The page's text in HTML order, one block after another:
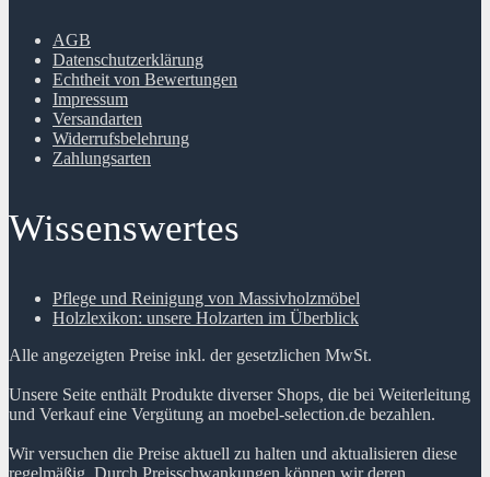
AGB
Datenschutzerklärung
Echtheit von Bewertungen
Impressum
Versandarten
Widerrufsbelehrung
Zahlungsarten
Wissenswertes
Pflege und Reinigung von Massivholzmöbel
Holzlexikon: unsere Holzarten im Überblick
Alle angezeigten Preise inkl. der gesetzlichen MwSt.
Unsere Seite enthält Produkte diverser Shops, die bei Weiterleitung
und Verkauf eine Vergütung an moebel-selection.de bezahlen.
Wir versuchen die Preise aktuell zu halten und aktualisieren diese